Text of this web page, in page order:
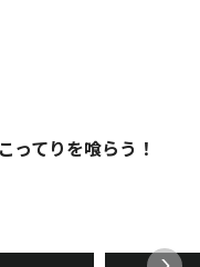
ってりを喰らう！